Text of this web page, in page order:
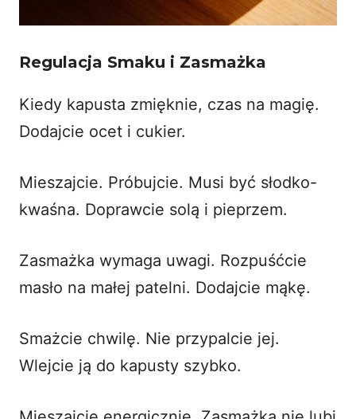
Regulacja Smaku i Zasmażka
Kiedy kapusta zmięknie, czas na magię.
Dodajcie ocet i cukier.
Mieszajcie. Próbujcie. Musi być słodko-
kwaśna. Doprawcie solą i pieprzem.
Zasmażka wymaga uwagi. Rozpuśćcie
masło na małej patelni. Dodajcie mąkę.
Smażcie chwilę. Nie przypalcie jej.
Wlejcie ją do kapusty szybko.